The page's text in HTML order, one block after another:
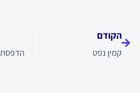
הקודם
קמין נפט